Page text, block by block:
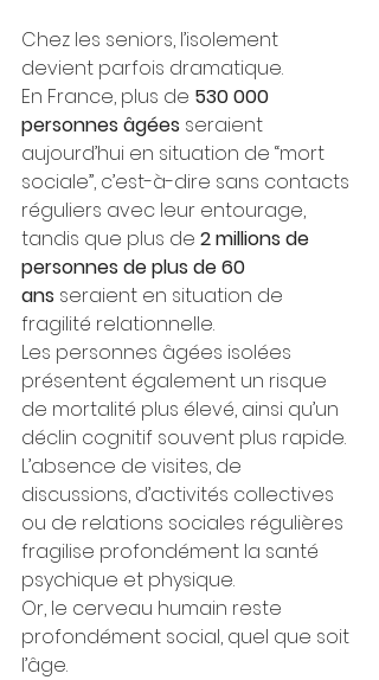
Chez les seniors, l’isolement
devient parfois dramatique.
En France, plus de 530 000
personnes âgées seraient
aujourd’hui en situation de “mort
sociale”, c’est-à-dire sans contacts
réguliers avec leur entourage,
tandis que plus de 2 millions de
personnes de plus de 60
ans seraient en situation de
fragilité relationnelle.
Les personnes âgées isolées
présentent également un risque
de mortalité plus élevé, ainsi qu’un
déclin cognitif souvent plus rapide.
L’absence de visites, de
discussions, d’activités collectives
ou de relations sociales régulières
fragilise profondément la santé
psychique et physique.
Or, le cerveau humain reste
profondément social, quel que soit
l’âge.